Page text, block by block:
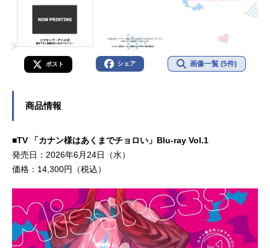
ポスト シェア 画像一覧 (5件)
商品情報
■TV 「カナン様はあくまでチョロい」Blu-ray Vol.1
発売日：2026年6月24日（水）
価格：14,300円（税込）